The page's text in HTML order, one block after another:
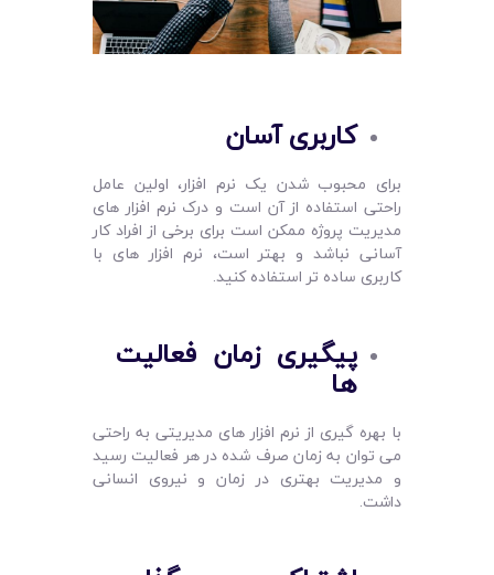
کاربری آسان
برای محبوب شدن یک نرم افزار، اولین عامل
راحتی استفاده از آن است و درک نرم افزار های
مدیریت پروژه ممکن است برای برخی از افراد کار
آسانی نباشد و بهتر است، نرم افزار های با
کاربری ساده تر استفاده کنید.
پیگیری زمان فعالیت‌
ها
با بهره گیری از نرم افزار های مدیریتی به راحتی
می توان به زمان صرف شده در هر فعالیت رسید
و مدیریت بهتری در زمان و نیروی انسانی
داشت.